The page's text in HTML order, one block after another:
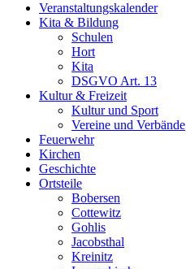
Veranstaltungskalender
Kita & Bildung
Schulen
Hort
Kita
DSGVO Art. 13
Kultur & Freizeit
Kultur und Sport
Vereine und Verbände
Feuerwehr
Kirchen
Geschichte
Ortsteile
Bobersen
Cottewitz
Gohlis
Jacobsthal
Kreinitz